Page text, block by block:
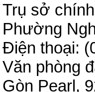
Trụ sở
Phường
Điện
Văn phòng
Gòn Pearl,